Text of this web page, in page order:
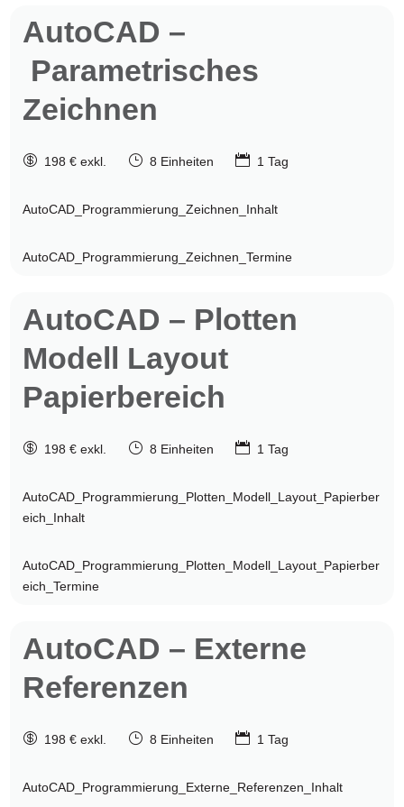
AutoCAD –
Parametrisches
Zeichnen
198 € exkl. }8 Einheiten  1 Tag
AutoCAD_Programmierung_Zeichnen_Inhalt
AutoCAD_Programmierung_Zeichnen_Termine
AutoCAD – Plotten
Modell Layout
Papierbereich
198 € exkl. }8 Einheiten  1 Tag
AutoCAD_Programmierung_Plotten_Modell_Layout_Papierber
eich_Inhalt
AutoCAD_Programmierung_Plotten_Modell_Layout_Papierber
eich_Termine
AutoCAD – Externe
Referenzen
198 € exkl. }8 Einheiten  1 Tag
AutoCAD_Programmierung_Externe_Referenzen_Inhalt